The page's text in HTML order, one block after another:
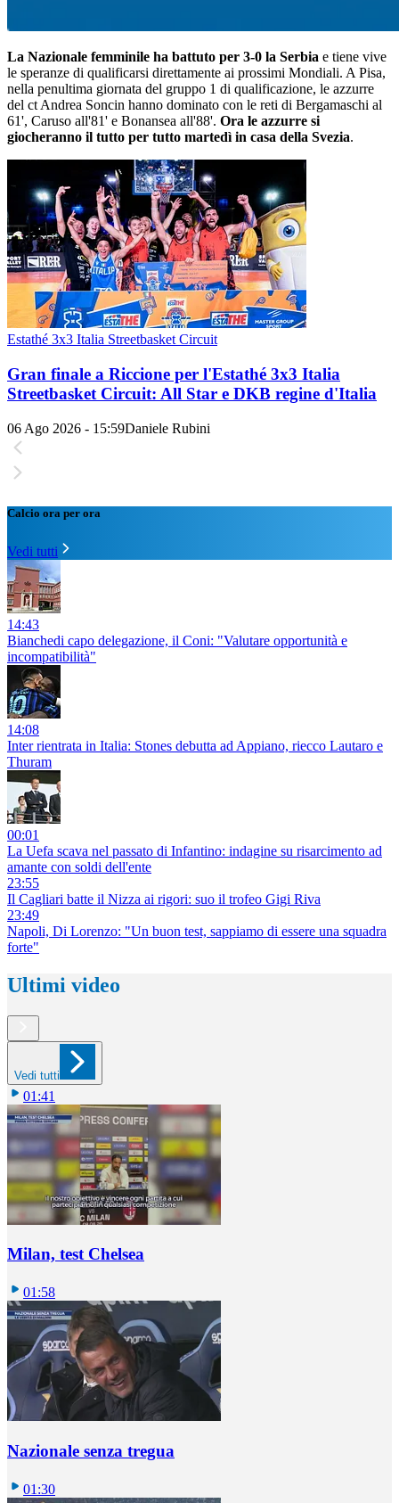
La Nazionale femminile ha battuto per 3-0 la Serbia e tiene vive
le speranze di qualificarsi direttamente ai prossimi Mondiali. A Pisa,
nella penultima giornata del gruppo 1 di qualificazione, le azzurre
del ct Andrea Soncin hanno dominato con le reti di Bergamaschi al
61', Caruso all'81' e Bonansea all'88'. Ora le azzurre si
giocheranno il tutto per tutto martedì in casa della Svezia.
Estathé 3x3 Italia Streetbasket Circuit
Gran finale a Riccione per l'Estathé 3x3 Italia
Streetbasket Circuit: All Star e DKB regine d'Italia
06 Ago 2026 - 15:59Daniele Rubini
Calcio ora per ora
Vedi tutti
14:43
Bianchedi capo delegazione, il Coni: "Valutare opportunità e
incompatibilità"
14:08
Inter rientrata in Italia: Stones debutta ad Appiano, riecco Lautaro e
Thuram
00:01
La Uefa scava nel passato di Infantino: indagine su risarcimento ad
amante con soldi dell'ente
23:55
Il Cagliari batte il Nizza ai rigori: suo il trofeo Gigi Riva
23:49
Napoli, Di Lorenzo: "Un buon test, sappiamo di essere una squadra
forte"
Ultimi video
Vedi tutti
01:41
Milan, test Chelsea
01:58
Nazionale senza tregua
01:30